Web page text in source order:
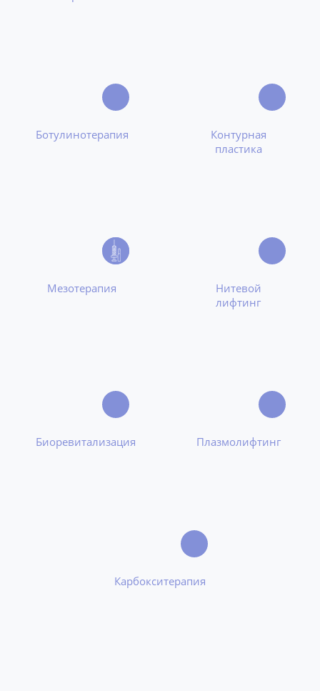
Ботулинотерапия
Контурная
пластика
Мезотерапия
Нитевой
лифтинг
Биоревитализация Плазмолифтинг
Карбокситерапия